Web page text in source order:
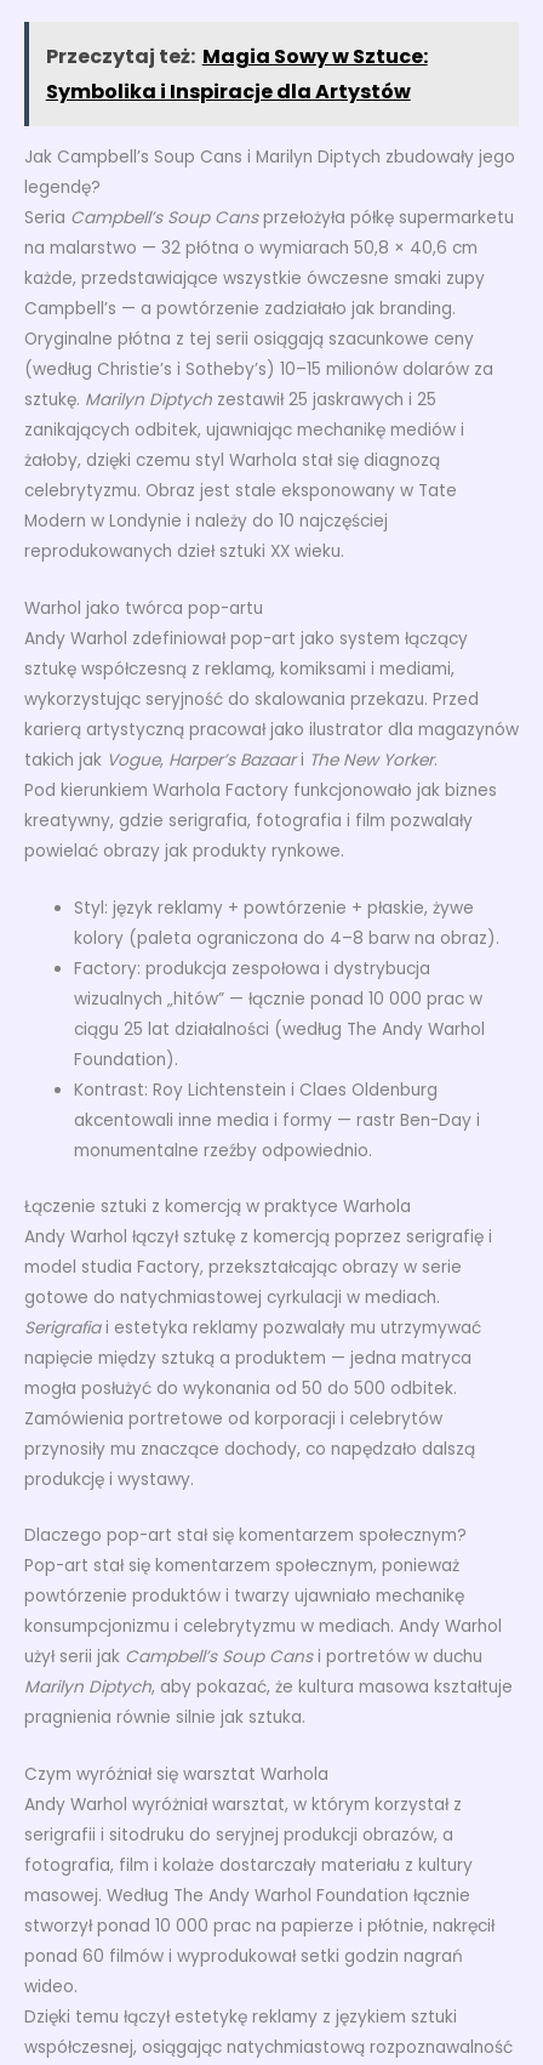
Przeczytaj też: Magia Sowy w Sztuce:
Symbolika i Inspiracje dla Artystów
Jak Campbell’s Soup Cans i Marilyn Diptych zbudowały jego
legendę?
Seria Campbell’s Soup Cansprzełożyła półkę supermarketu
na malarstwo — 32 płótna o wymiarach 50,8 × 40,6 cm
każde, przedstawiające wszystkie ówczesne smaki zupy
Campbell’s — a powtórzenie zadziałało jak branding.
Oryginalne płótna z tej serii osiągają szacunkowe ceny
(według Christie’s i Sotheby’s) 10–15 milionów dolarów za
sztukę. Marilyn Diptych zestawił 25 jaskrawych i 25
zanikających odbitek, ujawniając mechanikę mediów i
żałoby, dzięki czemu styl Warhola stał się diagnozą
celebrytyzmu. Obraz jest stale eksponowany w Tate
Modern w Londynie i należy do 10 najczęściej
reprodukowanych dzieł sztuki XX wieku.
Warhol jako twórca pop-artu
Andy Warhol zdefiniował pop-art jako system łączący
sztukę współczesną z reklamą, komiksami i mediami,
wykorzystując seryjność do skalowania przekazu. Przed
karierą artystyczną pracował jako ilustrator dla magazynów
takich jak Vogue, Harper’s Bazaari The New Yorker.
Pod kierunkiem Warhola Factory funkcjonowało jak biznes
kreatywny, gdzie serigrafia, fotografia i film pozwalały
powielać obrazy jak produkty rynkowe.
Styl: język reklamy + powtórzenie + płaskie, żywe
kolory (paleta ograniczona do 4–8 barw na obraz).
Factory: produkcja zespołowa i dystrybucja
wizualnych „hitów” — łącznie ponad 10 000 prac w
ciągu 25 lat działalności (według The Andy Warhol
Foundation).
Kontrast: Roy Lichtenstein i Claes Oldenburg
akcentowali inne media i formy — rastr Ben-Day i
monumentalne rzeźby odpowiednio.
Łączenie sztuki z komercją w praktyce Warhola
Andy Warhol łączył sztukę z komercją poprzez serigrafię i
model studia Factory, przekształcając obrazy w serie
gotowe do natychmiastowej cyrkulacji w mediach.
Serigrafiai estetyka reklamy pozwalały mu utrzymywać
napięcie między sztuką a produktem — jedna matryca
mogła posłużyć do wykonania od 50 do 500 odbitek.
Zamówienia portretowe od korporacji i celebrytów
przynosiły mu znaczące dochody, co napędzało dalszą
produkcję i wystawy.
Dlaczego pop-art stał się komentarzem społecznym?
Pop-art stał się komentarzem społecznym, ponieważ
powtórzenie produktów i twarzy ujawniało mechanikę
konsumpcjonizmu i celebrytyzmu w mediach. Andy Warhol
użył serii jak Campbell’s Soup Cansi portretów w duchu
Marilyn Diptych, aby pokazać, że kultura masowa kształtuje
pragnienia równie silnie jak sztuka.
Czym wyróżniał się warsztat Warhola
Andy Warhol wyróżniał warsztat, w którym korzystał z
serigrafii i sitodruku do seryjnej produkcji obrazów, a
fotografia, film i kolaże dostarczały materiału z kultury
masowej. Według The Andy Warhol Foundation łącznie
stworzył ponad 10 000 prac na papierze i płótnie, nakręcił
ponad 60 filmów i wyprodukował setki godzin nagrań
wideo.
Dzięki temu łączył estetykę reklamy z językiem sztuki
współczesnej, osiągając natychmiastową rozpoznawalność